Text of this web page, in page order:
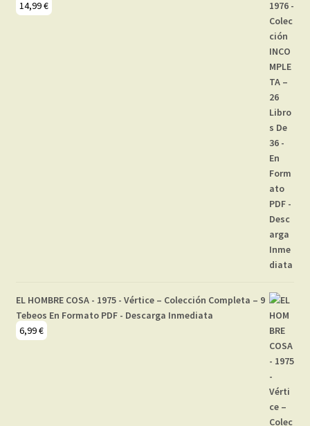
14,99€
EL HOMBRE COSA - 1975 - Vértice – Colección Completa – 9
Tebeos En Formato PDF - Descarga Inmediata
6,99€